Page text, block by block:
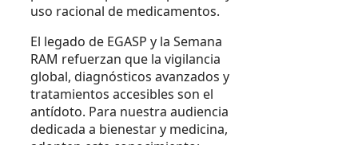
uso racional de medicamentos.
El legado de EGASP y la Semana
RAM refuerzan que la vigilancia
global, diagnósticos avanzados y
tratamientos accesibles son el
antídoto. Para nuestra audiencia
dedicada a bienestar y medicina,